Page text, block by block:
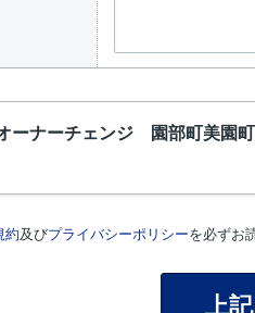
ーナーチェンジ 園部町美園
約及びプライバシーポリシーを必ずお